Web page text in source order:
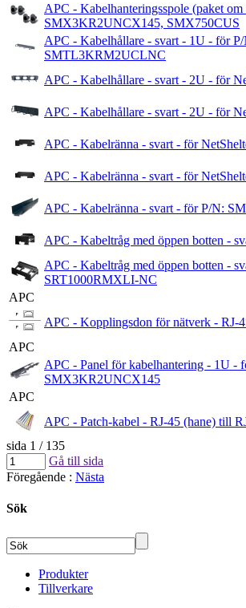
APC - Kabelhanteringsspole (paket
SMX3KR2UNCX145, SMX750CUS
APC - Kabelhållare - svart - 1U -
SMTL3KRM2UCLNC
APC - Kabelhållare - svart - 2U - för
APC - Kabelhållare - svart - 2U - för
APC - Kabelränna - svart - för
APC - Kabelränna - svart - för
APC - Kabelränna - svart - för P/N:
APC - Kabeltråg med öppen botten -
APC - Kabeltråg med öppen botten -
SRT1000RMXLI-NC
APC
APC - Kopplingsdon för nätverk - RJ-
APC
APC - Panel för kabelhantering - 1U
SMX3KR2UNCX145
APC
APC - Patch-kabel - RJ-45 (hane) till
sida 1 / 135
Gå till sida
Föregående : Nästa
Sök
Produkter
Tillverkare